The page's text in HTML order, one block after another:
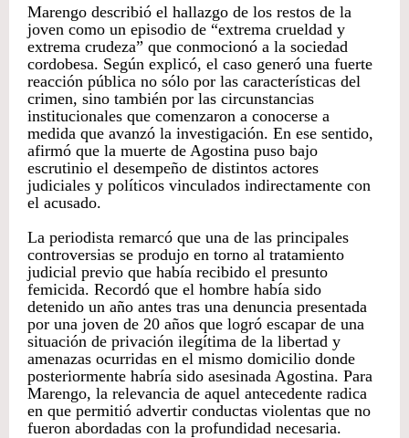
Marengo describió el hallazgo de los restos de la
joven como un episodio de “extrema crueldad y
extrema crudeza” que conmocionó a la sociedad
cordobesa. Según explicó, el caso generó una fuerte
reacción pública no sólo por las características del
crimen, sino también por las circunstancias
institucionales que comenzaron a conocerse a
medida que avanzó la investigación. En ese sentido,
afirmó que la muerte de Agostina puso bajo
escrutinio el desempeño de distintos actores
judiciales y políticos vinculados indirectamente con
el acusado.
La periodista remarcó que una de las principales
controversias se produjo en torno al tratamiento
judicial previo que había recibido el presunto
femicida. Recordó que el hombre había sido
detenido un año antes tras una denuncia presentada
por una joven de 20 años que logró escapar de una
situación de privación ilegítima de la libertad y
amenazas ocurridas en el mismo domicilio donde
posteriormente habría sido asesinada Agostina. Para
Marengo, la relevancia de aquel antecedente radica
en que permitió advertir conductas violentas que no
fueron abordadas con la profundidad necesaria.